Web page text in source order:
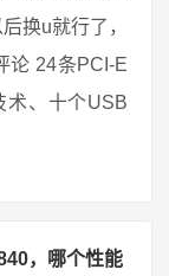
换u就行了，
论 24条PCI-E
术、十个USB
，哪个性能